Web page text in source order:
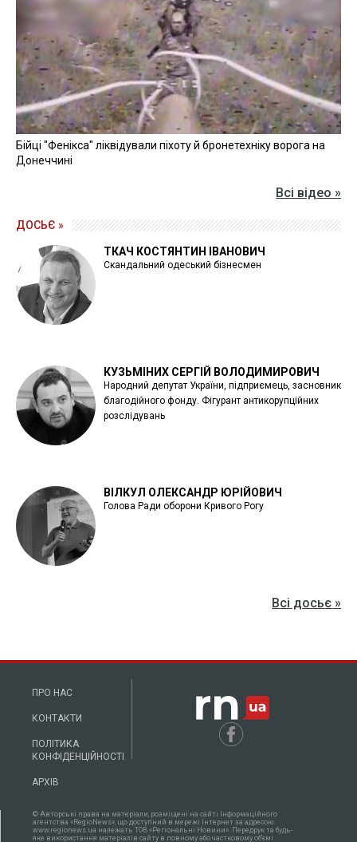
Бійці "Фенікса" ліквідували піхоту й бронетехніку ворога на
Донеччині
Всі відео »
ДОСЬЄ »
ТКАЧ КОСТЯНТИН ІВАНОВИЧ
Скандальний одеський бізнесмен
КУЗЬМІНИХ СЕРГІЙ ВОЛОДИМИРОВИЧ
Народний депутат України, підприємець, засновник
благодійного фонду. Фігурант антикорупційних
розслідувань
ВІЛКУЛ ОЛЕКСАНДР ЮРІЙОВИЧ
Голова Ради оборони Кривого Рогу
Всі досьє »
ПРО НАС
КОНТАКТИ
ПОЛІТИКА
КОНФІДЕНЦІЙНОСТІ
АРХІВ
© Авторські права на матеріали, розміщені на сайті Інформаційного
агентства «RegioNews», що доступний в мережі Інтернет за адресою:
www.regionews.ua належать ТОВ «Регіональні Новини». Передрук та будь-
яке використання матеріалів сайту в повному або частковому об'ємі